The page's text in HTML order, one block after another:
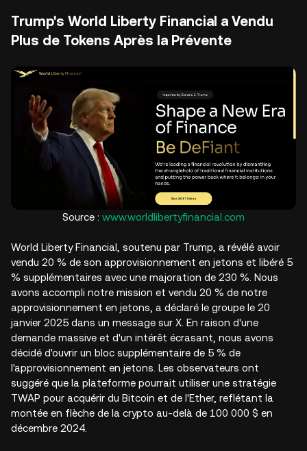
Trump's World Liberty Financial a Vendu
Plus de Tokens Après la Prévente
Source : www.worldlibertyfinancial.com
World Liberty Financial, soutenu par Trump, a révélé avoir
vendu 20 % de son approvisionnement en jetons et libéré 5
% supplémentaires avec une majoration de 230 %. Nous
avons accompli notre mission et vendu 20 % de notre
approvisionnement en jetons, a déclaré le groupe le 20
janvier 2025 dans un message sur X. En raison d'une
demande massive et d'un intérêt écrasant, nous avons
décidé d'ouvrir un bloc supplémentaire de 5 % de
l'approvisionnement en jetons. Les observateurs ont
suggéré que la plateforme pourrait utiliser une stratégie
TWAP pour acquérir du Bitcoin et de l'Ether, reflétant la
montée en flèche de la crypto au-delà de 100 000 $ en
décembre 2024.